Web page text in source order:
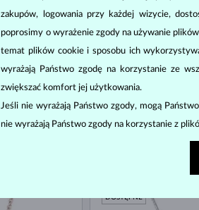
DOSTĘPNE
zakupów, logowania przy każdej wizycie,
poprosimy o wyrażenie zgody na używanie
temat plików cookie i sposobu ich
wyrażają Państwo zgodę na korzystanie ze
zwiększać komfort jej użytkowania.
Jeśli nie wyrażają Państwo zgody, mogą
nie wyrażają Państwo zgody na korzystanie z